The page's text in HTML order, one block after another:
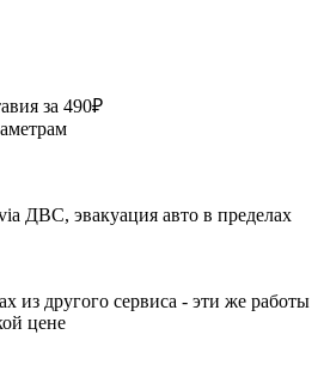
за 490₽
ДВС, эвакуация авто в пределах
из другого сервиса - эти же работы
цене